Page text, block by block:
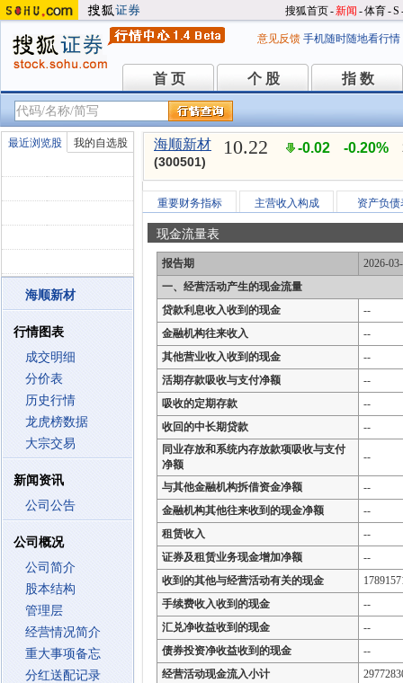
搜狐首页-新闻 -体育-S
意见反馈 手机随时随地看行情
首 页
首 页 个 股
个 股 指 数
指 数
最近浏览股 我的自选股
海顺新材
行情图表
成交明细
分价表
历史行情
龙虎榜数据
大宗交易
新闻资讯
公司公告
公司概况
公司简介
股本结构
管理层
经营情况简介
重大事项备忘
分红送配记录
海顺新材
(300501)
10.22 -0.02 -0.20%
重要财务指标 主营收入构成 资产负债
现金流量表
报告期
2026-
一、经营活动产生的现金流量
贷款利息收入收到的现金
--
金融机构往来收入
--
其他营业收入收到的现金
--
活期存款吸收与支付净额
--
吸收的定期存款
--
收回的中长期贷款
--
同业存放和系统内存放款项吸收与支付
净额
--
与其他金融机构拆借资金净额
--
金融机构其他往来收到的现金净额
--
租赁收入
--
证券及租赁业务现金增加净额
--
收到的其他与经营活动有关的现金
手续费收入收到的现金
--
汇兑净收益收到的现金
--
债券投资净收益收到的现金
--
经营活动现金流入小计